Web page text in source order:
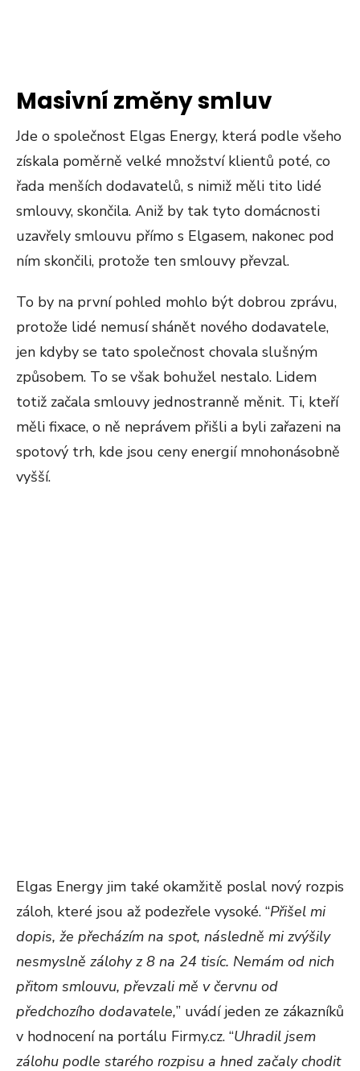
Masivní změny smluv
Jde o společnost Elgas Energy, která podle všeho
získala poměrně velké množství klientů poté, co
řada menších dodavatelů, s nimiž měli tito lidé
smlouvy, skončila. Aniž by tak tyto domácnosti
uzavřely smlouvu přímo s Elgasem, nakonec pod
ním skončili, protože ten smlouvy převzal.
To by na první pohled mohlo být dobrou zprávu,
protože lidé nemusí shánět nového dodavatele,
jen kdyby se tato společnost chovala slušným
způsobem. To se však bohužel nestalo. Lidem
totiž začala smlouvy jednostranně měnit. Ti, kteří
měli fixace, o ně neprávem přišli a byli zařazeni na
spotový trh, kde jsou ceny energií mnohonásobně
vyšší.
Elgas Energy jim také okamžitě poslal nový rozpis
záloh, které jsou až podezřele vysoké. “Přišel mi
dopis, že přecházím na spot, následně mi zvýšily
nesmyslně zálohy z 8 na 24 tisíc. Nemám od nich
přitom smlouvu, převzali mě v červnu od
předchozího dodavatele,” uvádí jeden ze zákazníků
v hodnocení na portálu Firmy.cz. “Uhradil jsem
zálohu podle starého rozpisu a hned začaly chodit